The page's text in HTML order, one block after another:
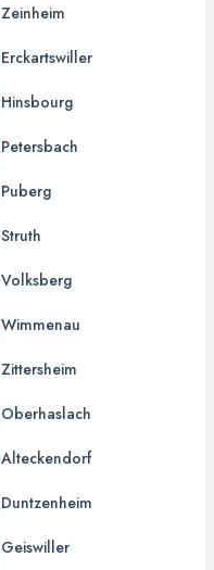
Zeinheim
Erckartswiller
Hinsbourg
Petersbach
Puberg
Struth
Volksberg
Wimmenau
Zittersheim
Oberhaslach
Alteckendorf
Duntzenheim
Geiswiller